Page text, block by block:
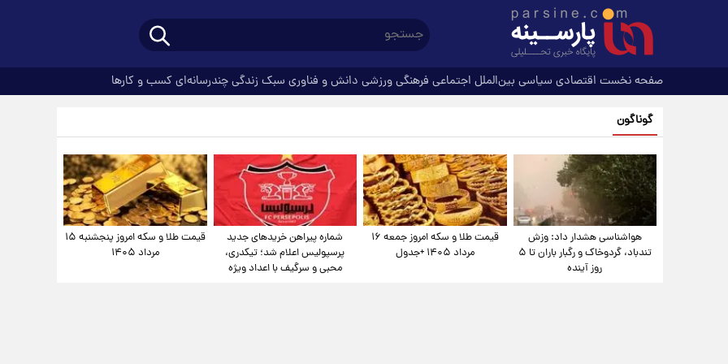
صفحه نخست اقتصادی سیاسی بین‌الملل اجتماعی فرهنگیورزشی دانش و فناوری سبک زندگیچندرسانه‌ای کسب و کارها
گوناگون
هواشناسی هشدار داد: وزش
تندباد، گردوخاک و رگبار باران تا ۵
روز آینده
قیمت طلا و سکه امروز جمعه ۱۶
مرداد ۱۴۰۵ +جدول
شماره پیراهن خریدهای جدید
پرسپولیس اعلام شد؛ تیکدری،
محبی و سرگیف با اعداد ویژه
قیمت طلا و سکه امروز پنجشنبه ۱۵
مرداد ۱۴۰۵